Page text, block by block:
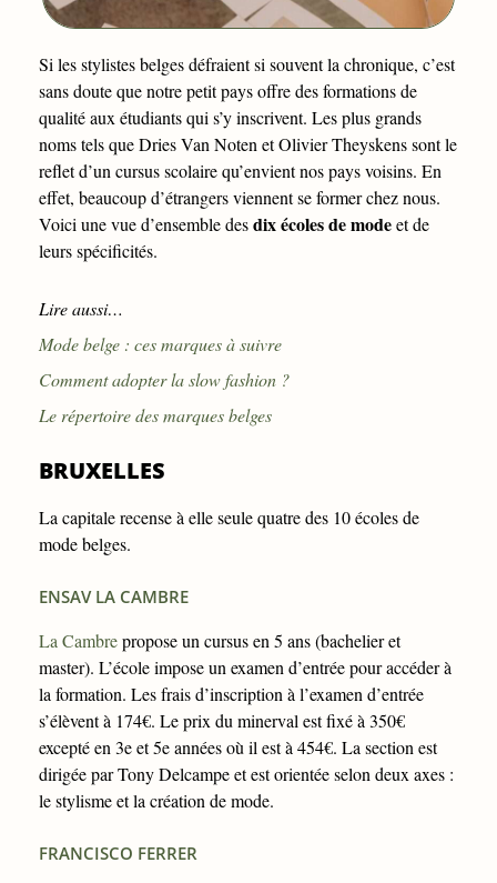
Si les stylistes belges défraient si souvent la chronique, c’est
sans doute que notre petit pays offre des formations de
qualité aux étudiants qui s’y inscrivent. Les plus grands
noms tels que Dries Van Noten et Olivier Theyskens sont le
reflet d’un cursus scolaire qu’envient nos pays voisins. En
effet, beaucoup d’étrangers viennent se former chez nous.
Voici une vue d’ensemble desdix écoles de modeet de
leurs spécificités.
Lire aussi…
Mode belge : ces marques à suivre
Comment adopter la slow fashion ?
Le répertoire des marques belges
BRUXELLES
La capitale recense à elle seule quatre des 10 écoles de
mode belges.
ENSAV LA CAMBRE
La Cambrepropose un cursus en 5 ans (bachelier et
master). L’école impose un examen d’entrée pour accéder à
la formation. Les frais d’inscription à l’examen d’entrée
s’élèvent à 174€. Le prix du minerval est fixé à 350€
excepté en 3e et 5e années où il est à 454€. La section est
dirigée par Tony Delcampe et est orientée selon deux axes :
le stylisme et la création de mode.
FRANCISCO FERRER